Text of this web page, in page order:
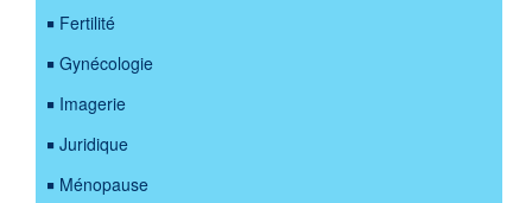
Fertilité
Gynécologie
Imagerie
Juridique
Ménopause